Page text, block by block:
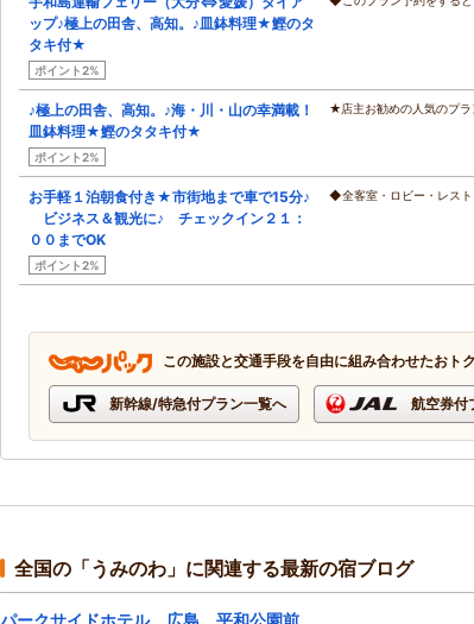
ップ♪極上の田舎、高知。♪皿鉢料理★鰹のタ
タキ付★
ポイント2%
♪極上の田舎、高知。♪海・川・山の幸満載！
皿鉢料理★鰹のタタキ付★
ポイント2%
★店主お勧めの人気のプラ
お手軽１泊朝食付き★市街地まで車で15分♪
ビジネス＆観光に♪ チェックイン２１：
００までOK
ポイント2%
◆全客室・ロビー・レスト
この施設と交通手段を自由に組み合わせたおト
新幹線/特急付プラン一覧へ 航空券付
全国の「うみのわ」に関連する最新の宿ブログ
パークサイドホテル 広島 平和公園前